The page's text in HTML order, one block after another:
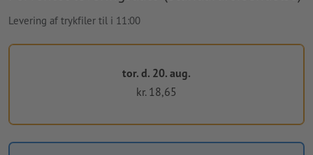
Levering af trykfiler til i 11:00
tor. d. 20. aug.
kr. 18,65